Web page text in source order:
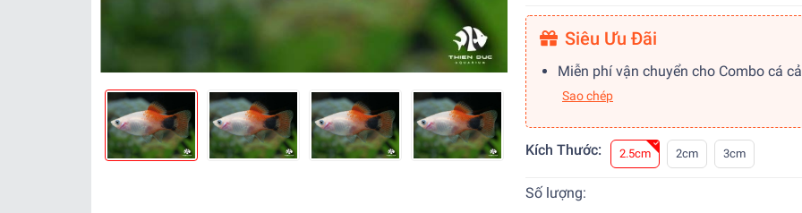
Siêu Ưu Đãi
Miễn phí vận chuyển cho Combo cá
Sao chép
Kích Thước: 2.5cm 2cm 3cm
Số lượng: